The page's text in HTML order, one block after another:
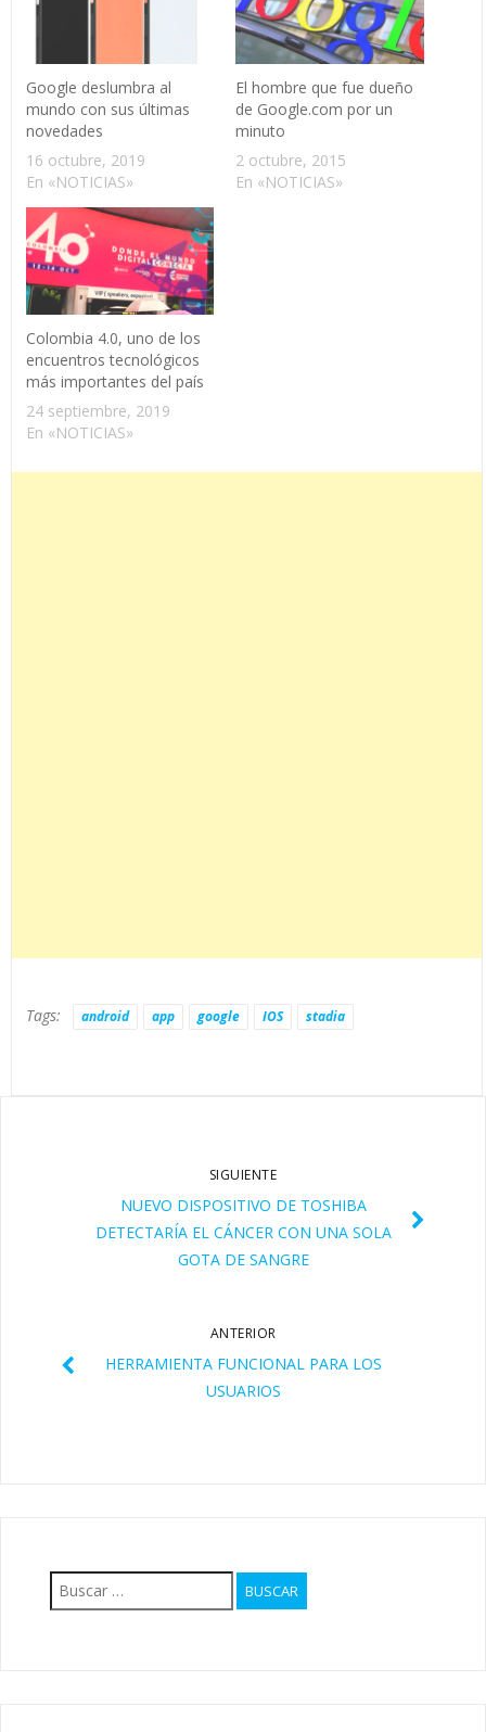
Google deslumbra al
mundo con sus últimas
novedades
16 octubre, 2019
En «NOTICIAS»
El hombre que fue dueño
de Google.com por un
minuto
2 octubre, 2015
En «NOTICIAS»
Colombia 4.0, uno de los
encuentros tecnológicos
más importantes del país
24 septiembre, 2019
En «NOTICIAS»
Tags: android app google IOS stadia
SIGUIENTE
NUEVO DISPOSITIVO DE TOSHIBA
DETECTARÍA EL CÁNCER CON UNA SOLA
GOTA DE SANGRE
ANTERIOR
HERRAMIENTA FUNCIONAL PARA LOS
USUARIOS
Buscar: